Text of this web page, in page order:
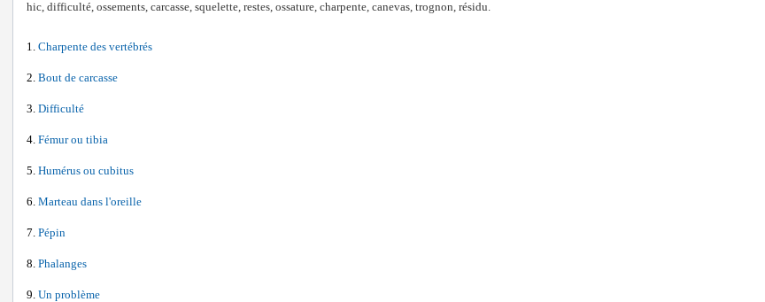
hic, difficulté, ossements, carcasse, squelette, restes, ossature, charpente, canevas, trognon, résidu.
Charpente des vertébrés
Bout de carcasse
Difficulté
Fémur ou tibia
Humérus ou cubitus
Marteau dans l'oreille
Pépin
Phalanges
Un problème